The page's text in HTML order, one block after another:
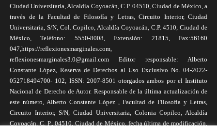
Ciudad Universitaria, Alcaldía Coyoacán, C.P. 04510, Ciudad de México, a
través de la Facultad de Filosofía y Letras, Circuito Interior, Ciudad
Universitaria, S/N, Col. Copilco, Alcaldía Coyoacán, C.P. 4510, Ciudad de
México, Teléfono: 5550-8008, Extensión: 21815, Fax:56160
047,https://reflexionesmarginales.com,
reflexionesmarginales3.0@gmail.com Editor responsable: Alberto
Constante López, Reserva de Derechos al Uso Exclusivo No. 04-2022-
052718494700- 102, ISSN: 2007-8501 otorgados ambos por el Instituto
Nacional de Derecho de Autor. Responsable de la última actualización de
este número, Alberto Constante López , Facultad de Filosofía y Letras,
Circuito Interior, S/N, Ciudad Universitaria, Colonia Copilco, Alcaldía
Coyoacán, C. P., 04510, Ciudad de México, fecha última de modificación,